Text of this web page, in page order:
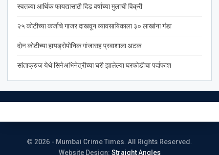
स्वतव्या आर्थिक फायद्यासाठी दिड वर्षांच्या मुलाची विक्री
२५ कोटीच्या कर्जाचे गाजर दाखवून व्यावसायिकाला ३० लाखांना गंडा
दोन कोटीच्या हायड्रोपोनिक गांजासह प्रवाशाला अटक
सांताक्रुज येथे सिनेअभिनेत्रीच्या घरी झालेल्या घरफोडीचा पर्दाफाश
© 2026 - Mumbai Crime Times. All Rights Reserved.
Website Design: Straight Angles